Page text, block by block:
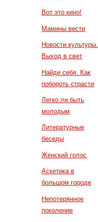
Вот это кино!
Мамины вести
Новости культуры.
Выход в свет
Найди себя. Как
побороть страсти
Легко ли быть
молодым
Литературные
беседы
Женский голос
Аскетика в
большом городе
Непотерянное
поколение